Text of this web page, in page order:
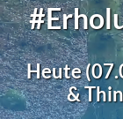
Heute
&